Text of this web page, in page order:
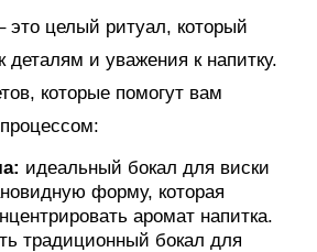
это целый ритуал, который
деталям и уважения к напитку.
которые помогут вам
идеальный бокал для виски
форму, которая
аромат напитка.
традиционный бокал для